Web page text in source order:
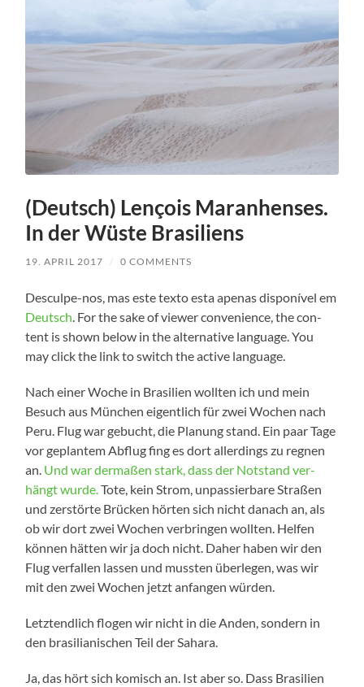
(Deutsch) Lençois Maranhenses.
In der Wüste Brasiliens
19. APRIL 2017 / 0 COMMENTS
Desculpe-nos, mas este tex­to esta ape­n­as dis­poní­vel em
Deutsch. For the sake of view­er con­ve­ni­ence, the con­
tent is shown below in the alter­na­ti­ve lan­guage. You
may click the link to switch the acti­ve language.
Nach einer Woche in Bra­si­li­en woll­ten ich und mein
Besuch aus Mün­chen eigent­lich für zwei Wochen nach
Peru. Flug war gebucht, die Pla­nung stand. Ein paar Tage
vor geplan­tem Abflug fing es dort aller­dings zu reg­nen
an. Und war der­ma­ßen stark, dass der Not­stand ver­
hängt wur­de.Tote, kein Strom, unpas­sier­ba­re Stra­ßen
und zer­stör­te Brü­cken hör­ten sich nicht danach an, als
ob wir dort zwei Wochen ver­brin­gen woll­ten. Hel­fen
kön­nen hät­ten wir ja doch nicht. Daher haben wir den
Flug ver­fal­len las­sen und muss­ten über­le­gen, was wir
mit den zwei Wochen jetzt anfan­gen würden.
Letzt­end­lich flo­gen wir nicht in die Anden, son­dern in
den bra­si­lia­ni­schen Teil der Sahara.
Ja, das hört sich komisch an. Ist aber so. Dass Bra­si­li­en